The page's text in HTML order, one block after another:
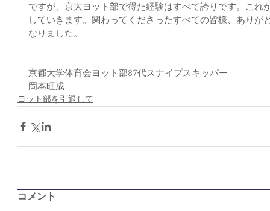
ですが、京大ヨット部で得た経験はすべて誇りです。これ
していきます。関わってくださったすべての皆様、ありが
なりました。
京都大学体育会ヨット部87代スナイプスキッパー
岡本旺成
ヨット部を引退して
コメント